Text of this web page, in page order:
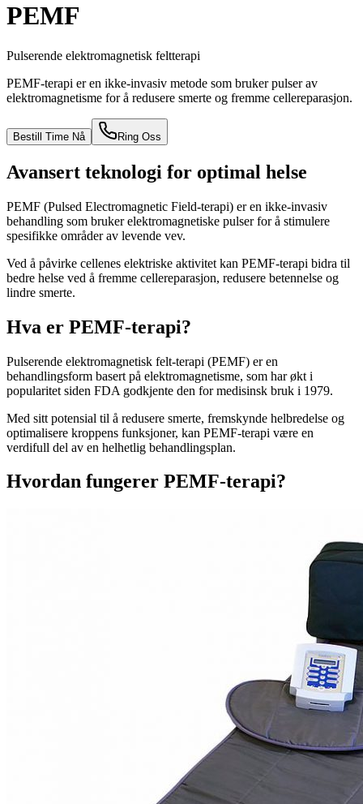
PEMF
Pulserende elektromagnetisk feltterapi
PEMF-terapi er en ikke-invasiv metode som bruker pulser av
elektromagnetisme for å redusere smerte og fremme cellereparasjon.
Bestill Time Nå Ring Oss
Avansert teknologi for optimal helse
PEMF (Pulsed Electromagnetic Field-terapi) er en ikke-invasiv
behandling som bruker elektromagnetiske pulser for å stimulere
spesifikke områder av levende vev.
Ved å påvirke cellenes elektriske aktivitet kan PEMF-terapi bidra til
bedre helse ved å fremme cellereparasjon, redusere betennelse og
lindre smerte.
Hva er PEMF-terapi?
Pulserende elektromagnetisk felt-terapi (PEMF) er en
behandlingsform basert på elektromagnetisme, som har økt i
popularitet siden FDA godkjente den for medisinsk bruk i 1979.
Med sitt potensial til å redusere smerte, fremskynde helbredelse og
optimalisere kroppens funksjoner, kan PEMF-terapi være en
verdifull del av en helhetlig behandlingsplan.
Hvordan fungerer PEMF-terapi?